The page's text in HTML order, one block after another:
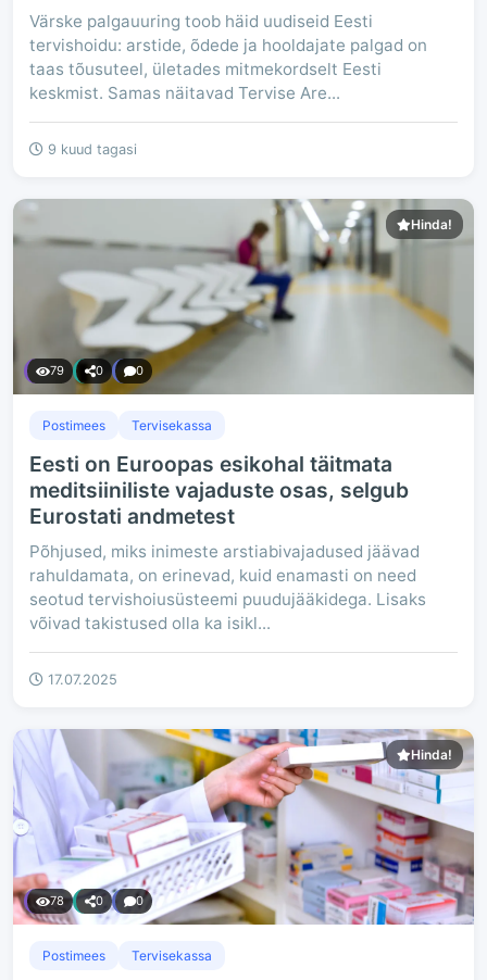
Värske palgauuring toob häid uudiseid Eesti
tervishoidu: arstide, õdede ja hooldajate palgad on
taas tõusuteel, ületades mitmekordselt Eesti
keskmist. Samas näitavad Tervise Are...
9 kuud tagasi
Hinda!
79 0 0
Postimees Tervisekassa
Eesti on Euroopas esikohal täitmata
meditsiiniliste vajaduste osas, selgub
Eurostati andmetest
Põhjused, miks inimeste arstiabivajadused jäävad
rahuldamata, on erinevad, kuid enamasti on need
seotud tervishoiusüsteemi puudujääkidega. Lisaks
võivad takistused olla ka isikl...
17.07.2025
Hinda!
78 0 0
Postimees Tervisekassa